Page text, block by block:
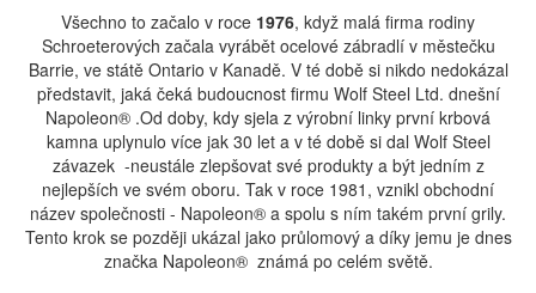
Všechno to začalo v roce 1976, když malá firma rodiny
Schroeterových začala vyrábět ocelové zábradlí v městečku
Barrie, ve státě Ontario v Kanadě. V té době si nikdo nedokázal
představit, jaká čeká budoucnost firmu Wolf Steel Ltd. dnešní
Napoleon® .Od doby, kdy sjela z výrobní linky první krbová
kamna uplynulo více jak 30 let a v té době si dal Wolf Steel
závazek -neustále zlepšovat své produkty a být jedním z
nejlepších ve svém oboru. Tak v roce 1981, vznikl obchodní
název společnosti - Napoleon® a spolu s ním takém první grily.
Tento krok se později ukázal jako průlomový a díky jemu je dnes
značka Napoleon® známá po celém světě.